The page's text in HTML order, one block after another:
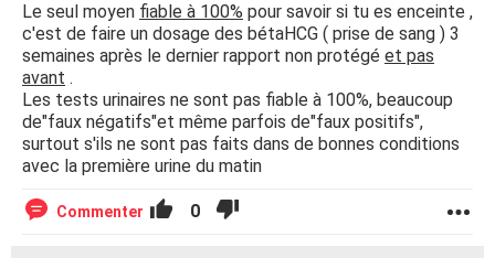
Le seul moyen fiable à 100% pour savoir si tu es enceinte ,
c'est de faire un dosage des bétaHCG ( prise de sang ) 3
semaines après le dernier rapport non protégé et pas
avant .
Les tests urinaires ne sont pas fiable à 100%, beaucoup
de"faux négatifs"et même parfois de"faux positifs",
surtout s'ils ne sont pas faits dans de bonnes conditions
avec la première urine du matin
Commenter 0